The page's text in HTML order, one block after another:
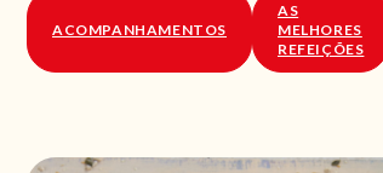
ACOMPANHAMENTOS
AS
MELHORES
REFEIÇÕES